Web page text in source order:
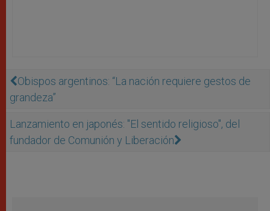
Obispos argentinos: “La nación requiere gestos de
grandeza”
Lanzamiento en japonés: "El sentido religioso", del
fundador de Comunión y Liberación